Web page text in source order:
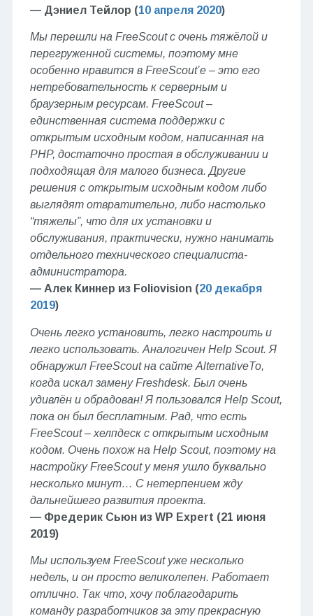
— Дэниел Тейлор (10 апреля 2020)
Мы перешли на FreeScout с очень тяжёлой и
перегруженной системы, поэтому мне
особенно нравится в FreeScout’е – это его
нетребовательность к серверным и
браузерным ресурсам. FreeScout –
единственная система поддержки с
открытым исходным кодом, написанная на
PHP, достаточно простая в обслуживании и
подходящая для малого бизнеса. Другие
решения с открытым исходным кодом либо
выглядят отвратительно, либо настолько
“тяжелы”, что для их установки и
обслуживания, практически, нужно нанимать
отдельного технического специалиста-
администратора.
— Алек Киннер из Foliovision (20 декабря
2019)
Очень легко установить, легко настроить и
легко использовать. Аналогичен Help Scout. Я
обнаружил FreeScout на сайте AlternativeTo,
когда искал замену Freshdesk. Был очень
удивлён и обрадован! Я пользовался Help Scout,
пока он был бесплатным. Рад, что есть
FreeScout – хелпдеск с открытым исходным
кодом. Очень похож на Help Scout, поэтому на
настройку FreeScout у меня ушло буквально
несколько минут… С нетерпением жду
дальнейшего развития проекта.
— Фредерик Сьюн из WP Expert (21 июня
2019)
Мы используем FreeScout уже несколько
недель, и он просто великолепен. Работает
отлично. Так что, хочу поблагодарить
команду разработчиков за эту прекрасную